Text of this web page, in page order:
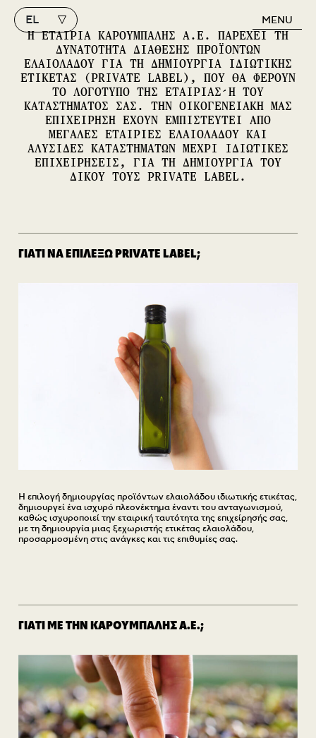
Κύρια πλοήγηση
EL MENU
Η ΕΤΑΙΡΙΑ ΚΑΡΟΥΜΠΑΛΗΣ Α.Ε. ΠΑΡΕΧΕΙ ΤΗ
ΔΥΝΑΤΟΤΗΤΑ ΔΙΑΘΕΣΗΣ ΠΡΟΪΟΝΤΩΝ
ΕΛΑΙΟΛΑΔΟΥ ΓΙΑ ΤΗ ΔΗΜΙΟΥΡΓΙΑ ΙΔΙΩΤΙΚΗΣ
ΕΤΙΚΕΤΑΣ (PRIVATE LABEL), ΠΟΥ ΘΑ ΦΕΡΟΥΝ
ΤΟ ΛΟΓΟΤΥΠΟ ΤΗΣ ΕΤΑΙΡΙΑΣ ́Η ΤΟΥ
ΚΑΤΑΣΤΗΜΑΤΟΣ ΣΑΣ. ΤΗΝ ΟΙΚΟΓΕΝΕΙΑΚΗ ΜΑΣ
ΕΠΙΧΕΙΡΗΣΗ ΕΧΟΥΝ ΕΜΠΙΣΤΕΥΤΕΙ ΑΠΟ
ΜΕΓΑΛΕΣ ΕΤΑΙΡΙΕΣ ΕΛΑΙΟΛΑΔΟΥ ΚΑΙ
ΑΛΥΣΙΔΕΣ ΚΑΤΑΣΤΗΜΑΤΩΝ ΜΈΧΡΙ ΙΔΙΩΤΙΚΈΣ
ΕΠΙΧΕΙΡΗΣΕΙΣ, ΓΙΑ ΤΗ ΔΗΜΙΟΥΡΓΙΑ ΤΟΥ
ΔΙΚΟΥ ΤΟΥΣ PRIVATE LABEL.
ΓΙΑΤΙ ΝΑ ΕΠΙΛΕΞΩ PRIVATE LABEL;
Η επιλογή δημιουργίας προϊόντων ελαιολάδου ιδιωτικής ετικέτας,
δημιουργεί ένα ισχυρό πλεονέκτημα έναντι του ανταγωνισμού,
καθώς ισχυροποιεί την εταιρική ταυτότητα της επιχείρησής σας,
με τη δημιουργία μιας ξεχωριστής ετικέτας ελαιολάδου,
προσαρμοσμένη στις ανάγκες και τις επιθυμίες σας.
ΓΙΑΤΙ ΜΕ ΤΗΝ ΚΑΡΟΥΜΠΑΛΗΣ Α.Ε.;